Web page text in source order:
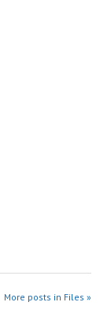
More posts in Files »